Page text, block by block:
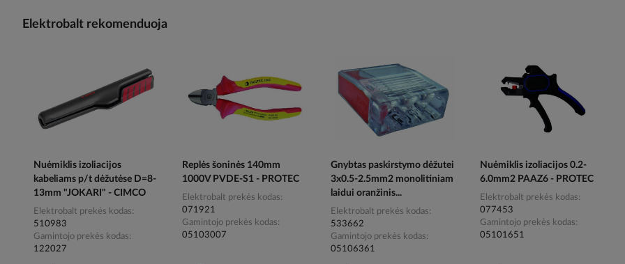
Elektrobalt rekomenduoja
Nuėmiklis izoliacijos
kabeliams p/t dėžutėse D=8-
13mm "JOKARI" - CIMCO
Elektrobalt prekės kodas
510983
Gamintojo prekės kodas
122027
Replės šoninės 140mm
1000V PVDE-S1 - PROTEC
Elektrobalt prekės kodas
071921
Gamintojo prekės kodas
05103007
Gnybtas paskirstymo dėžutei
3x0.5-2.5mm2 monolitiniam
laidui oranžinis...
Elektrobalt prekės kodas
533662
Gamintojo prekės kodas
05106361
Nuėmiklis izoliacijos 0.2-
6.0mm2 PAAZ6 - PROTEC
Elektrobalt prekės kodas
077453
Gamintojo prekės kodas
05101651